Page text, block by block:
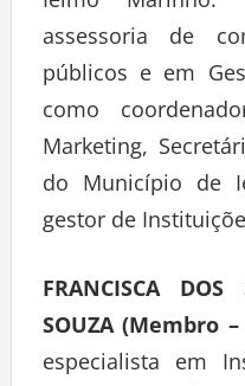
assessoria de
públicos e em
como
Marketing,
do Município de
gestor de
FRANCISCA DOS
SOUZA (Membro
especialista em